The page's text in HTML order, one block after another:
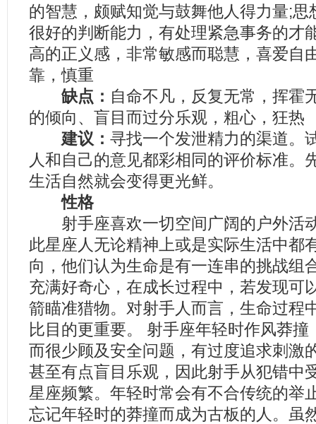
的智慧，颇赋知觉与鼓舞他人得力量;
很好的判断能力，有处理紧急事务的才
高的正义感，非常敏感而聪慧，喜爱自
靠，慎重
缺点： 自命不凡，反复无常，挥霍
的倾向、盲目而过分乐观，粗心，狂热
建议： 寻找一个发泄精力的渠道。
人和自己的意见都彩相同的评价标准。
生活自然就会变得更光鲜。
性格
射手座喜欢一切空间广阔的户外活
此星座人无论精神上或是实际生活中都
向，他们认为生命是有一连串的挑战组
充满好奇心，在成长过程中，若发现可
箭瞄准猎物。对射手人而言，生命过程
比目的更重要。 射手座年轻时作风莽
而很少顾及安全问题，有过度追求刺激
甚至有点盲目乐观，因此射手从犯错中
星座频繁。年轻时常会有不合传统的举
忘记年轻时的莽撞而成为古板的人。虽